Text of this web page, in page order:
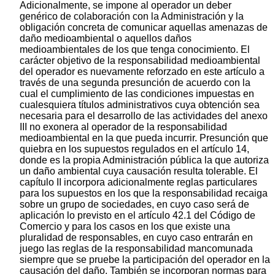
Adicionalmente, se impone al operador un deber
genérico de colaboración con la Administración y la
obligación concreta de comunicar aquellas amenazas de
daño medioambiental o aquellos daños
medioambientales de los que tenga conocimiento. El
carácter objetivo de la responsabilidad medioambiental
del operador es nuevamente reforzado en este artículo a
través de una segunda presunción de acuerdo con la
cual el cumplimiento de las condiciones impuestas en
cualesquiera títulos administrativos cuya obtención sea
necesaria para el desarrollo de las actividades del anexo
III no exonera al operador de la responsabilidad
medioambiental en la que pueda incurrir. Presunción que
quiebra en los supuestos regulados en el artículo 14,
donde es la propia Administración pública la que autoriza
un daño ambiental cuya causación resulta tolerable. El
capítulo II incorpora adicionalmente reglas particulares
para los supuestos en los que la responsabilidad recaiga
sobre un grupo de sociedades, en cuyo caso será de
aplicación lo previsto en el artículo 42.1 del Código de
Comercio y para los casos en los que existe una
pluralidad de responsables, en cuyo caso entrarán en
juego las reglas de la responsabilidad mancomunada
siempre que se pruebe la participación del operador en la
causación del daño. También se incorporan normas para